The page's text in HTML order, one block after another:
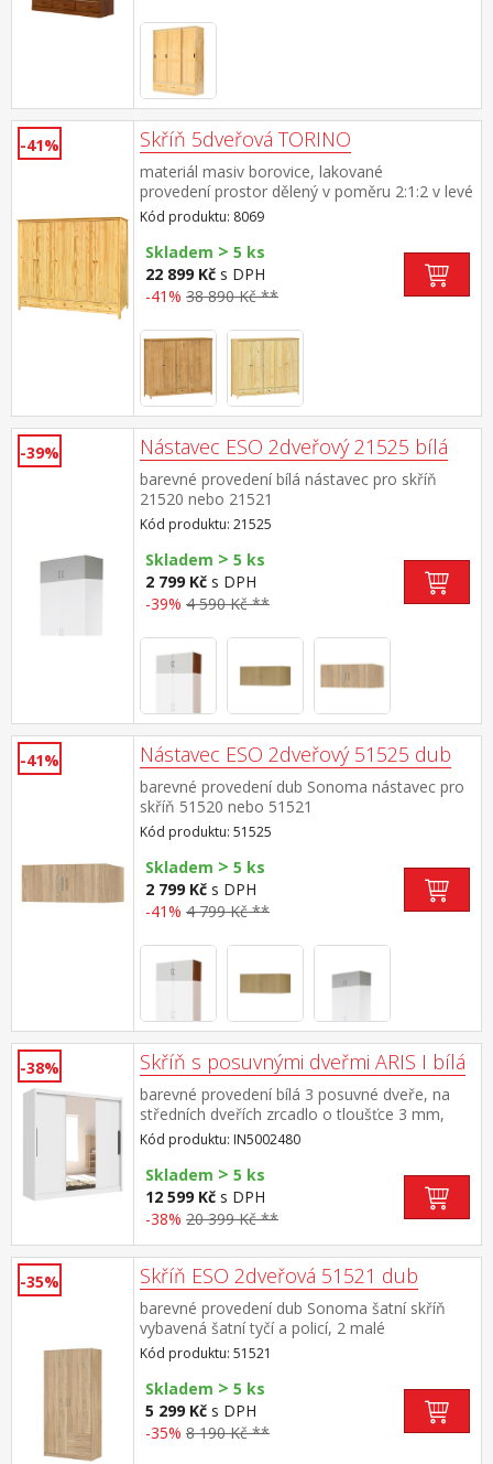
-41% Skříň 5dveřová TORINO
materiál masiv borovice, lakované
provedení prostor dělený v poměru 2:1:2 v levé
a pravé širší části šatní tyč a police na
klobouky ve střední úzké části 3 police ve
spodní části 3 zásuvky s kovovými
pojezdy doporučený nástavec 8169
Kód produktu: 8069
Skladem > 5 ks
22 899 Kč s DPH
-41% 38 890 Kč **
-39% Nástavec ESO 2dveřový 21525 bílá
barevné provedení bílá nástavec pro skříň
21520 nebo 21521
Kód produktu: 21525
Skladem > 5 ks
2 799 Kč s DPH
-39% 4 590 Kč **
-41% Nástavec ESO 2dveřový 51525 dub
barevné provedení dub Sonoma nástavec pro
skříň 51520 nebo 51521
Kód produktu: 51525
Skladem > 5 ks
2 799 Kč s DPH
-41% 4 799 Kč **
-38% Skříň s posuvnými dveřmi ARIS I bílá
barevné provedení bílá 3 posuvné dveře, na
středních dveřích zrcadlo o tloušťce 3 mm,
plastové úchytky prostor dělený v poměru 1:2
v v levé užší části 4 police o šířce 61 cm v
pravé širší části 2 šatní tyče, každá v délce 68
cm a police na klobouky o šířce 138 cm
Kód produktu: IN5002480
Skladem > 5 ks
12 599 Kč s DPH
-38% 20 399 Kč **
-35% Skříň ESO 2dveřová 51521 dub
barevné provedení dub Sonoma šatní skříň
vybavená šatní tyčí a policí, 2 malé
zásuvky možno doplnit o nástavec 51525
Kód produktu: 51521
Skladem > 5 ks
5 299 Kč s DPH
-35% 8 190 Kč **